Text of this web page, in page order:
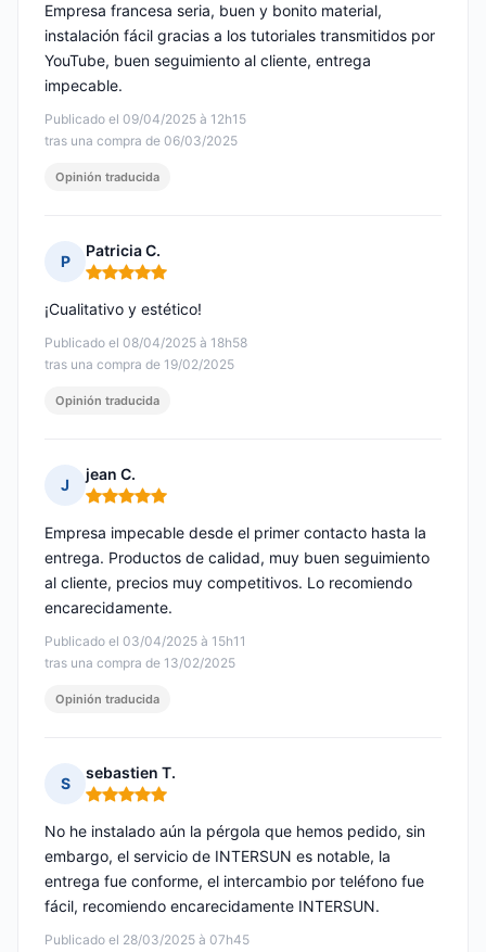
Publicado el 09/04/2025 à 12h15
tras una compra de 06/03/2025
Empresa francesa seria, buen y bonito material,
instalación fácil gracias a los tutoriales transmitidos por
YouTube, buen seguimiento al cliente, entrega
impecable.
Opinión traducida
P
Patricia C.
Nota: 5 de 5
Publicado el 08/04/2025 à 18h58
tras una compra de 19/02/2025
¡Cualitativo y estético!
Opinión traducida
J
jean C.
Nota: 5 de 5
Publicado el 03/04/2025 à 15h11
tras una compra de 13/02/2025
Empresa impecable desde el primer contacto hasta la
entrega. Productos de calidad, muy buen seguimiento
al cliente, precios muy competitivos. Lo recomiendo
encarecidamente.
Opinión traducida
S
sebastien T.
Nota: 5 de 5
Publicado el 28/03/2025 à 07h45
No he instalado aún la pérgola que hemos pedido, sin
embargo, el servicio de INTERSUN es notable, la
entrega fue conforme, el intercambio por teléfono fue
fácil, recomiendo encarecidamente INTERSUN.